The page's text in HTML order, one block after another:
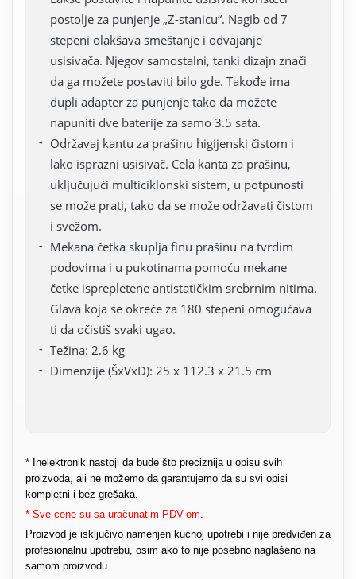
postolje za punjenje „Z-stanicu“. Nagib od 7
stepeni olakšava smeštanje i odvajanje
usisivača. Njegov samostalni, tanki dizajn znači
da ga možete postaviti bilo gde. Takođe ima
dupli adapter za punjenje tako da možete
napuniti dve baterije za samo 3.5 sata.
Održavaj kantu za prašinu higijenski čistom i
lako isprazni usisivač. Cela kanta za prašinu,
uključujući multiciklonski sistem, u potpunosti
se može prati, tako da se može održavati čistom
i svežom.
Mekana četka skuplja finu prašinu na tvrdim
podovima i u pukotinama pomoću mekane
četke isprepletene antistatičkim srebrnim nitima.
Glava koja se okreće za 180 stepeni omogućava
ti da očistiš svaki ugao.
Težina: 2.6 kg
Dimenzije (ŠxVxD): 25 x 112.3 x 21.5 cm
* Inelektronik nastoji da bude što preciznija u opisu svih
proizvoda, ali ne možemo da garantujemo da su svi opisi
kompletni i bez grešaka.
* Sve cene su sa uračunatim PDV-om.
Proizvod je isključivo namenjen kućnoj upotrebi i nije predviđen za
profesionalnu upotrebu, osim ako to nije posebno naglašeno na
samom proizvodu.